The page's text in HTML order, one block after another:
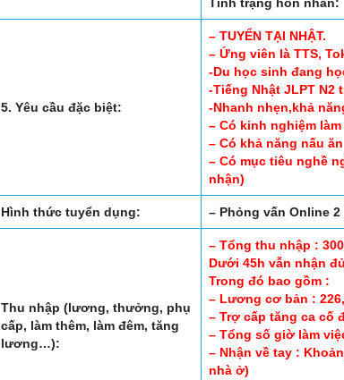
Tình trạng hôn nhân:
5. Yêu cầu đặc biệt:
– TUYỂN TẠI NHẬT.
– Ứng viên là TTS,
-Du học sinh đang
-Tiếng Nhật JLPT N2
-Nhanh nhẹn,khả
– Có kinh nghiệm
– Có khả năng nấu ăn
– Có mục tiêu nghề
nhận)
Hình thức tuyển dụng: – Phỏng vấn Online
Thu nhập (lương, thưởng, phụ
cấp, làm thêm, làm đêm, tăng
lương…):
– Tổng thu nhập :
Dưới 45h vẫn nhận
Trong đó bao gồm :
– Lương cơ bản :
– Trợ cấp tăng ca cố
– Tổng số giờ làm
– Nhận về tay :
nhà ở)